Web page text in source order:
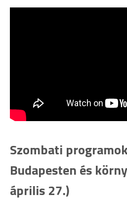
Szombati
Budapesten és
április 27.)